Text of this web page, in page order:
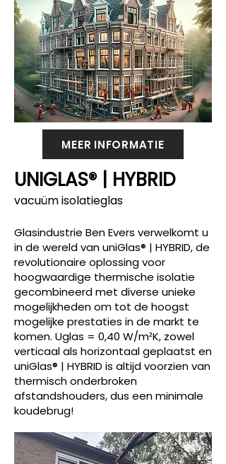
MEER INFORMATIE
UNIGLAS® | HYBRID
vacuüm isolatieglas
Glasindustrie Ben Evers verwelkomt u
in de wereld van uniGlas® | HYBRID, de
revolutionaire oplossing voor
hoogwaardige thermische isolatie
gecombineerd met diverse unieke
mogelijkheden om tot de hoogst
mogelijke prestaties in de markt te
komen. Uglas = 0,40 W/m²K, zowel
verticaal als horizontaal geplaatst en
uniGlas® | HYBRID is altijd voorzien van
thermisch onderbroken
afstandshouders, dus een minimale
koudebrug!